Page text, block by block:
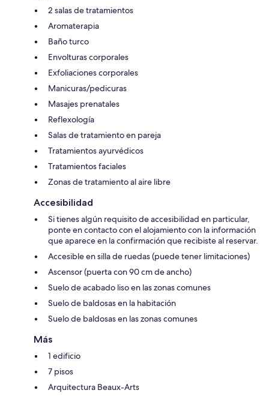
2 salas de tratamientos
Aromaterapia
Baño turco
Envolturas corporales
Exfoliaciones corporales
Manicuras/pedicuras
Masajes prenatales
Reflexología
Salas de tratamiento en pareja
Tratamientos ayurvédicos
Tratamientos faciales
Zonas de tratamiento al aire libre
Accesibilidad
Si tienes algún requisito de accesibilidad en particular,
ponte en contacto con el alojamiento con la información
que aparece en la confirmación que recibiste al reservar.
Accesible en silla de ruedas (puede tener limitaciones)
Ascensor (puerta con 90 cm de ancho)
Suelo de acabado liso en las zonas comunes
Suelo de baldosas en la habitación
Suelo de baldosas en las zonas comunes
Más
1 edificio
7 pisos
Arquitectura Beaux-Arts